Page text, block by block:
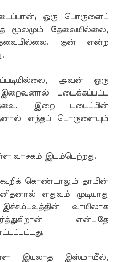
ஒரு பொருளைப்
மூலமும் தேவையில்லை,
குன் என்ற
அவன் ஒரு
படைக்கப்பட்ட
இறை படைப்பின்
எந்தப் பொருளையும்
வாசகம் இடம்பெற்றது.
கொண்டாலும் தாயின்
எதுவும் முடியாது
வாயிலாக
என்பதே
இயலாத இஸ்மாயீல்,